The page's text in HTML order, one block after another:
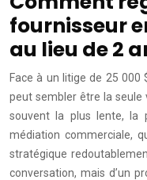
fournisseur
au lieu de 2
Face à un litige de 25 000
peut sembler être la seule
souvent la plus lente, la
médiation commerciale,
stratégique
conversation, mais d’un